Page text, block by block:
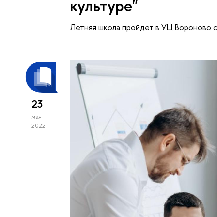
культуре"
Летняя школа пройдет в УЦ Вороново
23
мая
2022